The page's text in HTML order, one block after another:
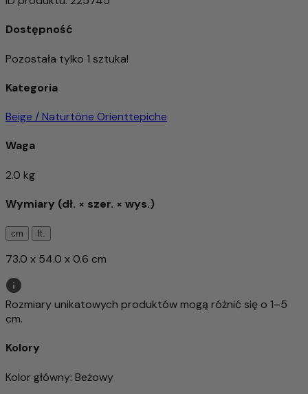
Dostępność
Pozostała tylko 1 sztuka!
Kategoria
Beige / Naturtöne Orienttepiche
Waga
2.0 kg
Wymiary (dł. × szer. × wys.)
cm ft.
73.0 x 54.0 x 0.6 cm
Rozmiary unikatowych produktów mogą różnić się o 1–5
cm.
Kolory
Kolor główny: Beżowy